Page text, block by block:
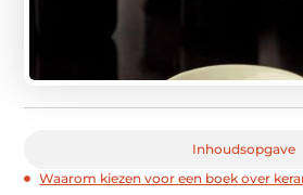
Inhoudsopgave
Waarom kiezen voor een boek over